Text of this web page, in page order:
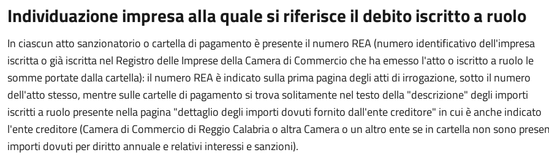
Individuazione impresa alla quale si riferisce il debito iscritto a ruolo
In ciascun atto sanzionatorio o cartella di pagamento è presente il numero REA (numero identificativo dell'impresa
iscritta o già iscritta nel Registro delle Imprese della Camera di Commercio che ha emesso l'atto o iscritto a ruolo le
somme portate dalla cartella): il numero REA è indicato sulla prima pagina degli atti di irrogazione, sotto il numero
dell'atto stesso, mentre sulle cartelle di pagamento si trova solitamente nel testo della "descrizione" degli importi
iscritti a ruolo presente nella pagina "dettaglio degli importi dovuti fornito dall'ente creditore" in cui è anche indicato
l'ente creditore (Camera di Commercio di Reggio Calabria o altra Camera o un altro ente se in cartella non sono
importi dovuti per diritto annuale e relativi interessi e sanzioni).